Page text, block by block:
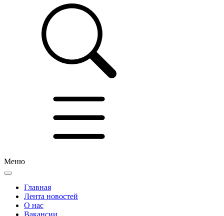
Меню
Главная
Лента новостей
О нас
Вакансии